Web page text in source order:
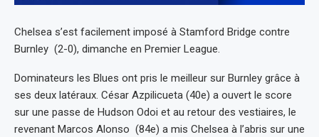
Chelsea s’est facilement imposé à Stamford Bridge contre
Burnley (2-0), dimanche en Premier League.
Dominateurs les Blues ont pris le meilleur sur Burnley grâce à
ses deux latéraux. César Azpilicueta (40e) a ouvert le score
sur une passe de Hudson Odoi et au retour des vestiaires, le
revenant Marcos Alonso (84e) a mis Chelsea à l’abris sur une